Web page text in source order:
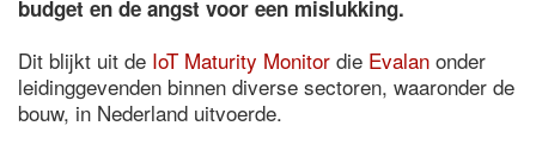
budget en de angst voor een mislukking.
Dit blijkt uit de IoT Maturity Monitor die Evalan onder
leidinggevenden binnen diverse sectoren, waaronder de
bouw, in Nederland uitvoerde.